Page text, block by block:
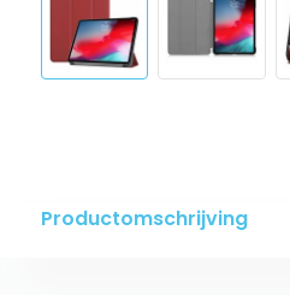
Productomschrijving